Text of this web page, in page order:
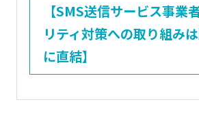
【SMS送信サービス事業
リティ対策への取り組み
に直結】